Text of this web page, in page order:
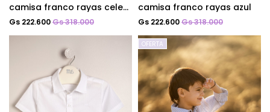
camisa franco rayas celeste
Gs 222.600Gs 318.000
camisa franco rayas azul
Gs 222.600Gs 318.000
OFERTA